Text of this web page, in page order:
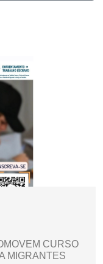
CURSO
MIGRANTES